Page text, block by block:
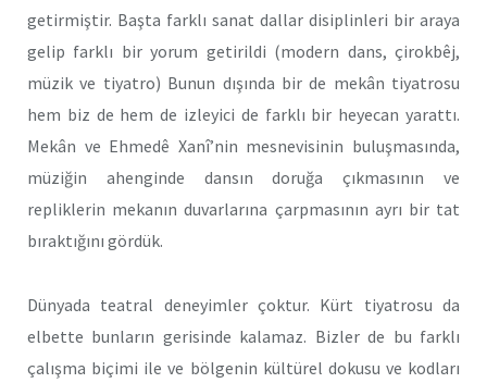
getirmiştir. Başta farklı sanat dallar disiplinleri bir araya
gelip farklı bir yorum getirildi (modern dans, çirokbêj,
müzik ve tiyatro) Bunun dışında bir de mekân tiyatrosu
hem biz de hem de izleyici de farklı bir heyecan yarattı.
Mekân ve Ehmedê Xanî’nin mesnevisinin buluşmasında,
müziğin ahenginde dansın doruğa çıkmasının ve
repliklerin mekanın duvarlarına çarpmasının ayrı bir tat
bıraktığını gördük.
Dünyada teatral deneyimler çoktur. Kürt tiyatrosu da
elbette bunların gerisinde kalamaz. Bizler de bu farklı
çalışma biçimi ile ve bölgenin kültürel dokusu ve kodları